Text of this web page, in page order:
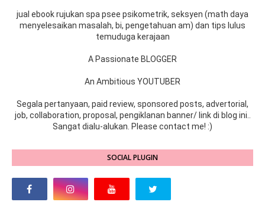
jual ebook rujukan spa psee psikometrik, seksyen (math daya
menyelesaikan masalah, bi, pengetahuan am) dan tips lulus
temuduga kerajaan
A Passionate BLOGGER
An Ambitious YOUTUBER
Segala pertanyaan, paid review, sponsored posts, advertorial,
job, collaboration, proposal, pengiklanan banner/ link di blog ini..
Sangat dialu-alukan. Please contact me! :)
SOCIAL PLUGIN